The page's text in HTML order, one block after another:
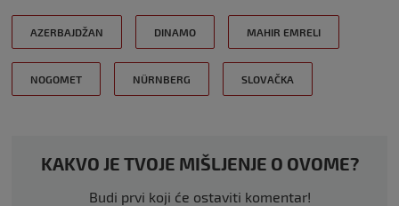
AZERBAJDŽAN DINAMO MAHIR EMRELI
NOGOMET NÜRNBERG SLOVAČKA
KAKVO JE TVOJE MIŠLJENJE O OVOME?
Budi prvi koji će ostaviti komentar!